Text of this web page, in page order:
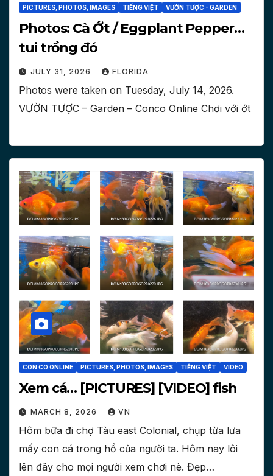
PICTURES, PHOTOS, IMAGES TIẾNG VIỆT VƯỜN TƯỢC - GARDEN
Photos: Cà Ớt / Eggplant Pepper…
tui trồng đó
JULY 31, 2026 FLORIDA
Photos were taken on ‎Tuesday, ‎July ‎14, ‎2026.
VƯỜN TƯỢC – Garden – Conco Online Chơi với ớt
CON CO ONLINE PICTURES, PHOTOS, IMAGES TIẾNG VIỆT VIDEO
Xem cá… [PICTURES] [VIDEO] fish
MARCH 8, 2026 VN
Hôm bữa đi chợ Tàu east Colonial, chụp từa lưa
mấy con cá trong hồ của người ta. Hôm nay lôi
lên đây cho mọi người xem chơi nè. Đẹp…